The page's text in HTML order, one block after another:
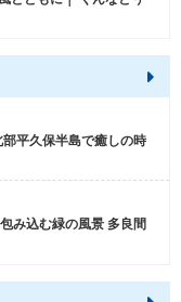
平久保半島で癒しの時
み込む緑の風景 多良間